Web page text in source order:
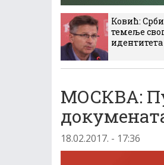
Ковић:
темеље
идентитета
МОСКВА:
18.02.2017. - 17:36